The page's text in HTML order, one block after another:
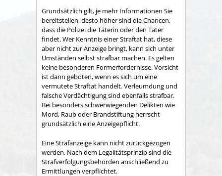
Grundsätzlich gilt, je mehr Informationen Sie
bereitstellen, desto höher sind die Chancen,
dass die Polizei die Täterin oder den Täter
findet. Wer Kenntnis einer Straftat hat, diese
aber nicht zur Anzeige bringt, kann sich unter
Umständen selbst strafbar machen. Es gelten
keine besonderen Formerfordernisse. Vorsicht
ist dann geboten, wenn es sich um eine
vermutete Straftat handelt. Verleumdung und
falsche Verdächtigung sind ebenfalls strafbar.
Bei besonders schwerwiegenden Delikten wie
Mord, Raub oder Brandstiftung herrscht
grundsätzlich eine Anzeigepflicht.
Eine Strafanzeige kann nicht zurückgezogen
werden. Nach dem Legalitätsprinzip sind die
Strafverfolgungsbehörden anschließend zu
Ermittlungen verpflichtet.